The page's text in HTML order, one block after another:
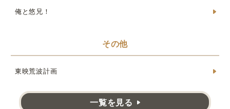
俺と悠兄！
その他
東映荒波計画
一覧を見る